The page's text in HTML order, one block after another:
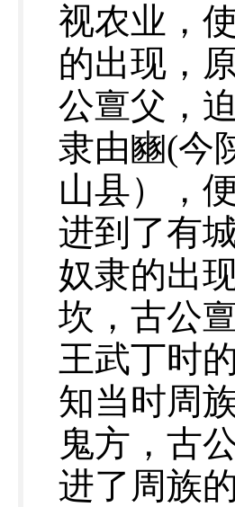
视农业，
的出现，
公亶父，
隶由豳(今
山县），
进到了有
奴隶的出
坎，古公
王武丁时
知当时周
鬼方，古
进了周族